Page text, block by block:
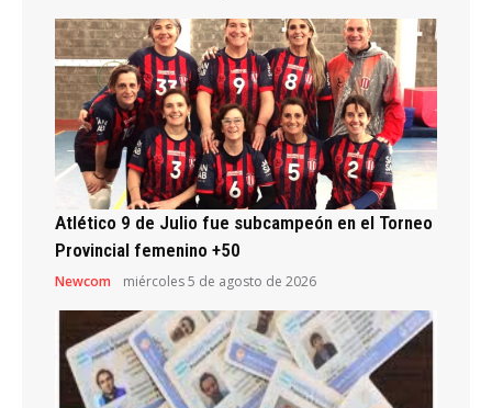
Atlético 9 de Julio fue subcampeón en el Torneo
Provincial femenino +50
Newcom miércoles 5 de agosto de 2026